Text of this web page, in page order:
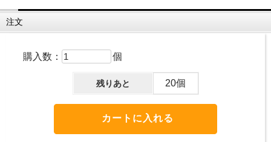
注文
購入数： 個
残りあと 20個